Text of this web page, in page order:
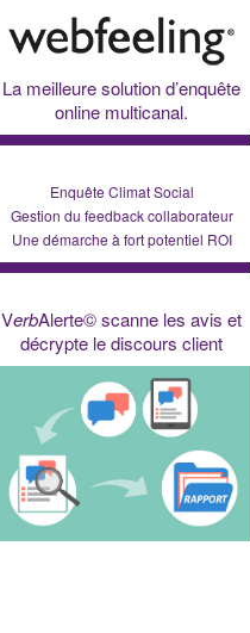
La meilleure solution d’enquête
online multicanal.
Enquête Climat Social
Gestion du feedback collaborateur
Une démarche à fort potentiel ROI
VerbAlerte© scanne les avis et
décrypte le discours client